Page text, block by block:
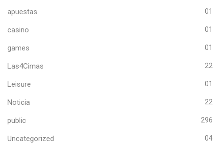
apuestas 01
casino 01
games 01
Las4Cimas 22
Leisure 01
Noticia 22
public 296
Uncategorized 04